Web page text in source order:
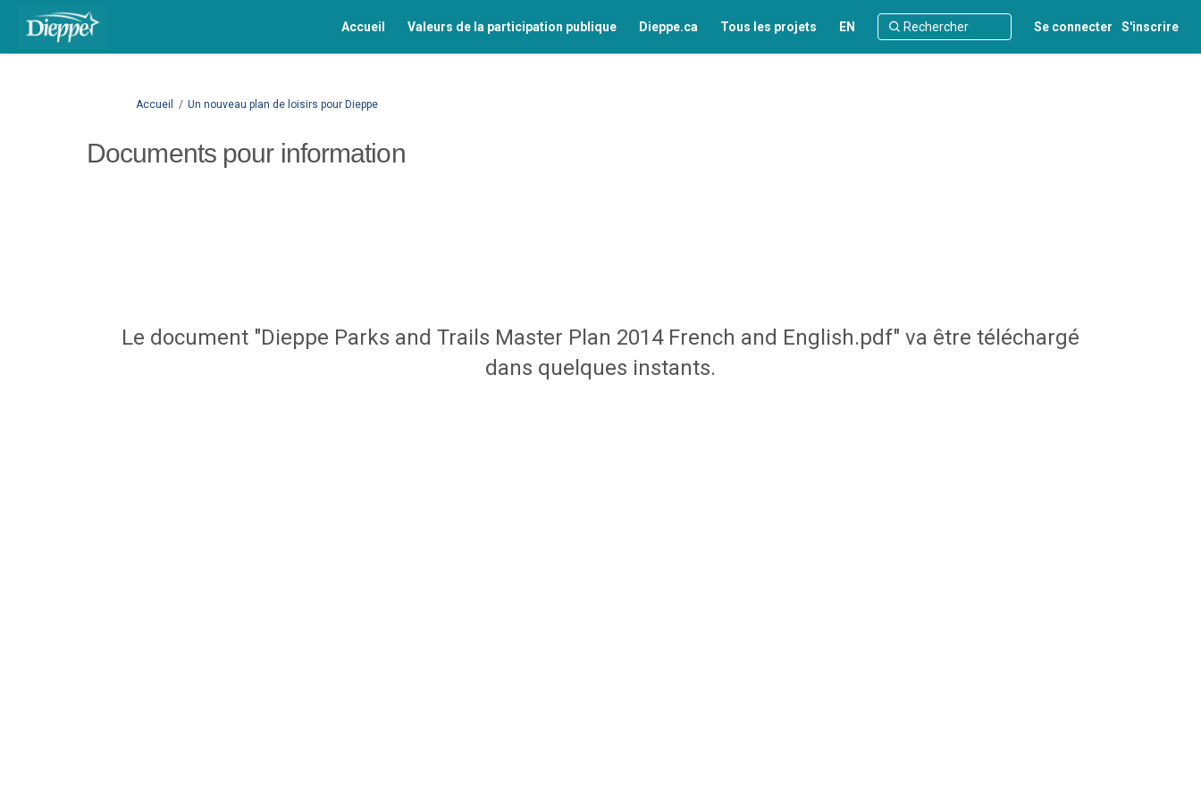
Accueil Valeurs de la participation publique Dieppe.ca Tous les projets EN Se connecter S'inscrire
Vous êtes ici:
Accueil Un nouveau plan de loisirs pour Dieppe
Documents pour information
Le document "Dieppe Parks and Trails Master Plan 2014 French and English.pdf" va être téléchargé
dans quelques instants.